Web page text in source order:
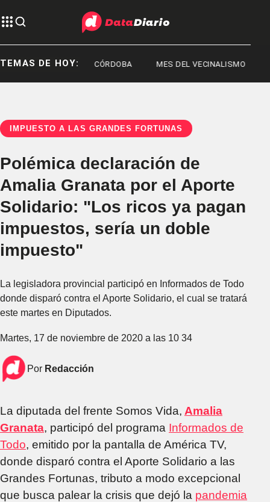
TEMAS DE HOY:
JORGE MESSI CÓRDOBA MES DEL VECINALISMO
IMPUESTO A LAS GRANDES FORTUNAS
Polémica declaración de
Amalia Granata por el Aporte
Solidario: "Los ricos ya pagan
impuestos, sería un doble
impuesto"
La legisladora provincial participó en Informados de Todo
donde disparó contra el Aporte Solidario, el cual se tratará
este martes en Diputados.
Martes, 17 de noviembre de 2020 a las 10 34
Por Redacción
La diputada del frente Somos Vida, Amalia
Granata, participó del programa Informados de
Todo, emitido por la pantalla de América TV,
donde disparó contra el Aporte Solidario a las
Grandes Fortunas, tributo a modo excepcional
que busca palear la crisis que dejó la pandemia